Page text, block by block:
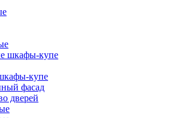
шкафы-купе
купе
фасад
дверей